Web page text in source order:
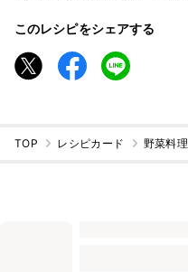
このレシピをシェアする
TOP レシピカード 野菜料理